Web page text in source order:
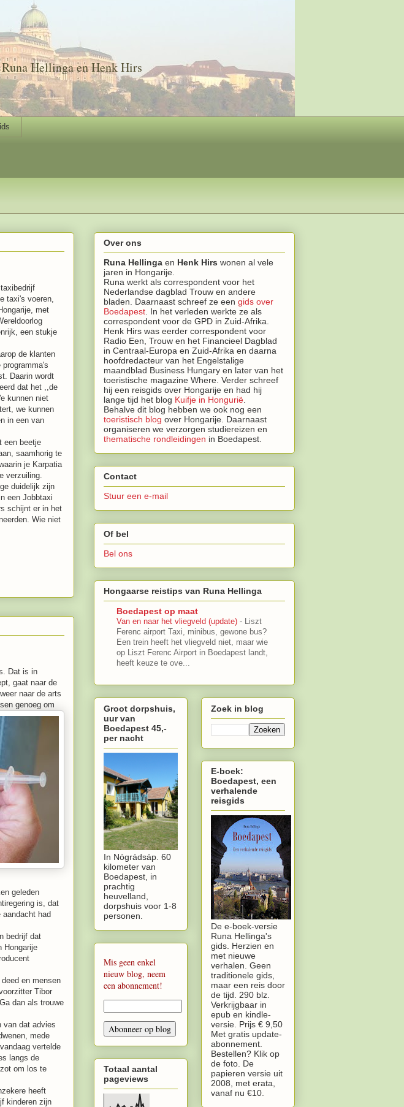
Hellinga en Henk Hirs
taxi's voeren,
met
een stukje
de klanten
Daarin wordt
dat het ,,de
kunnen niet
we kunnen
in een van
een beetje
saamhorig te
je Karpatia
verzuiling.
duidelijk zijn
een Jobbtaxi
schijnt er in het
Wie niet
Dat is in
gaat naar de
naar de arts
genoeg om
geleden
is, dat
aandacht had
bedrijf dat
Hongarije
en mensen
Tibor
dan als trouwe
van dat advies
mede
vertelde
langs de
om los te
heeft
kinderen zijn
Over ons
Runa Hellinga en Henk Hirs wonen al vele
jaren in Hongarije.
Runa werkt als correspondent voor het
Nederlandse dagblad Trouw en andere
bladen. Daarnaast schreef ze een gids over
Boedapest In het verleden werkte ze als
correspondent voor de GPD in Zuid-Afrika.
Henk Hirs was eerder correspondent voor
Radio Een, Trouw en het Financieel Dagblad
in Centraal-Europa en Zuid-Afrika en daarna
hoofdredacteur van het Engelstalige
maandblad Business Hungary en later van het
toeristische magazine Where. Verder schreef
hij een reisgids over Hongarije en had hij
lange tijd het blog Kuifje in Hongurië
Behalve dit blog hebben we ook nog een
toeristisch blog over Hongarije. Daarnaast
organiseren we verzorgen studiereizen en
thematische rondleidingen in Boedapest.
Contact
Stuur een e-mail
Of bel
Bel ons
Hongaarse reistips van Runa Hellinga
Boedapest op maat
Van en naar het vliegveld (update) - Liszt
Ferenc airport Taxi, minibus, gewone bus?
Een trein heeft het vliegveld niet, maar wie
op Liszt Ferenc Airport in Boedapest landt,
heeft keuze te ove...
Groot dorpshuis,
uur van
Boedapest 45,-
per nacht
In Nógrádsáp. 60
kilometer van
Boedapest, in
prachtig
heuvelland,
dorpshuis voor 1-8
personen.
Mis geen enkel
nieuw blog, neem
een abonnement!
Totaal aantal
pageviews
Zoek in blog
E-boek:
Boedapest, een
verhalende
reisgids
De e-boek-versie
Runa Hellinga's
gids. Herzien en
met nieuwe
verhalen. Geen
traditionele gids,
maar een reis door
de tijd. 290 blz.
Verkrijgbaar in
epub en kindle-
versie. Prijs € 9,50
Met gratis update-
abonnement.
Bestellen? Klik op
de foto. De
papieren versie uit
2008, met erata,
vanaf nu €10.